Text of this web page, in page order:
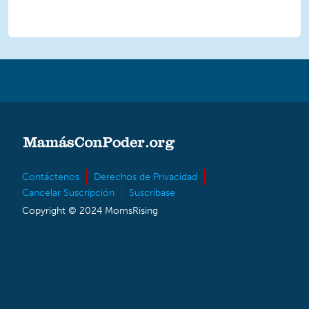
Contáctenos
Derechos de Privacidad
Cancelar Suscripción
Suscríbase
Copyright © 2024 MomsRising